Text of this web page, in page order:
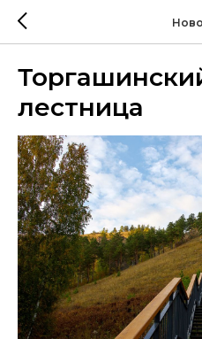
лестница